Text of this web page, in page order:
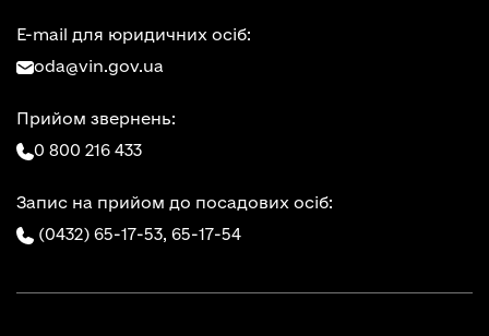
E-mail для юридичних осіб:
oda@vin.gov.ua
Прийом звернень:
0 800 216 433
Запис на прийом до посадових осіб:
(0432) 65-17-53, 65-17-54